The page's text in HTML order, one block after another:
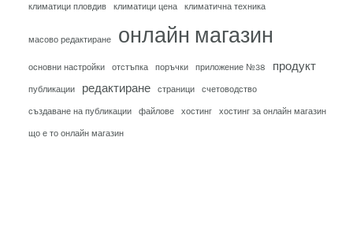
климатици пловдив климатици цена климатична техника
масово редактиране онлайн магазин
основни настройки отстъпка поръчки приложение №38 продукт
публикации редактиране страници счетоводство
създаване на публикации файлове хостинг хостинг за онлайн магазин
що е то онлайн магазин